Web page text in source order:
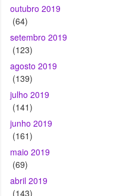
outubro 2019
(64)
setembro 2019
(123)
agosto 2019
(139)
julho 2019
(141)
junho 2019
(161)
maio 2019
(69)
abril 2019
(143)